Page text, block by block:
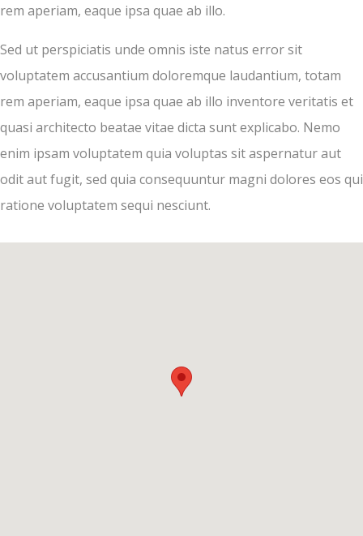
rem aperiam, eaque ipsa quae ab illo.
Sed ut perspiciatis unde omnis iste natus error sit
voluptatem accusantium doloremque laudantium, totam
rem aperiam, eaque ipsa quae ab illo inventore veritatis et
quasi architecto beatae vitae dicta sunt explicabo. Nemo
enim ipsam voluptatem quia voluptas sit aspernatur aut
odit aut fugit, sed quia consequuntur magni dolores eos qui
ratione voluptatem sequi nesciunt.